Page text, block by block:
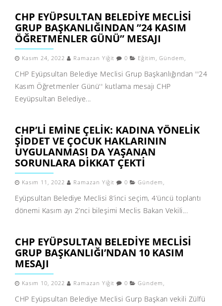
CHP EYÜPSULTAN BELEDIYE MECLISI
GRUP BAŞKANLIĞINDAN ”24 KASIM
ÖĞRETMENLER GÜNÜ” MESAJI
Kasım 24, 2022 Ramazan Yiğit 0 Eğitim , Gündem ,
CHP Eyüpsultan Belediye Meclisi Grup Başkanlığından ''24
Kasım Öğretmenler Günü'' kutlama mesajı CHP
Eeyüpsultan Belediye...
CHP’LI EMINE ÇELIK: KADINA YÖNELIK
ŞIDDET VE ÇOCUK HAKLARININ
UYGULANMASI DA YAŞANAN
SORUNLARA DIKKAT ÇEKTI
Kasım 11, 2022 Ramazan Yiğit 0 Gündem ,
Eyüpsultan Belediye Meclisi 8’inci seçim, 4’üncü toplantı
dönemi Kasım ayı 2’nci bileşimi Meclis Bakan Vekili...
CHP EYÜPSULTAN BELEDIYE MECLISI
GRUP BAŞKANLIĞI’NDAN 10 KASIM
MESAJI
Kasım 10, 2022 Ramazan Yiğit 0 Gündem ,
CHP Eyüpsultan Belediye Meclisi Gurp Başkan vekili Zülfü